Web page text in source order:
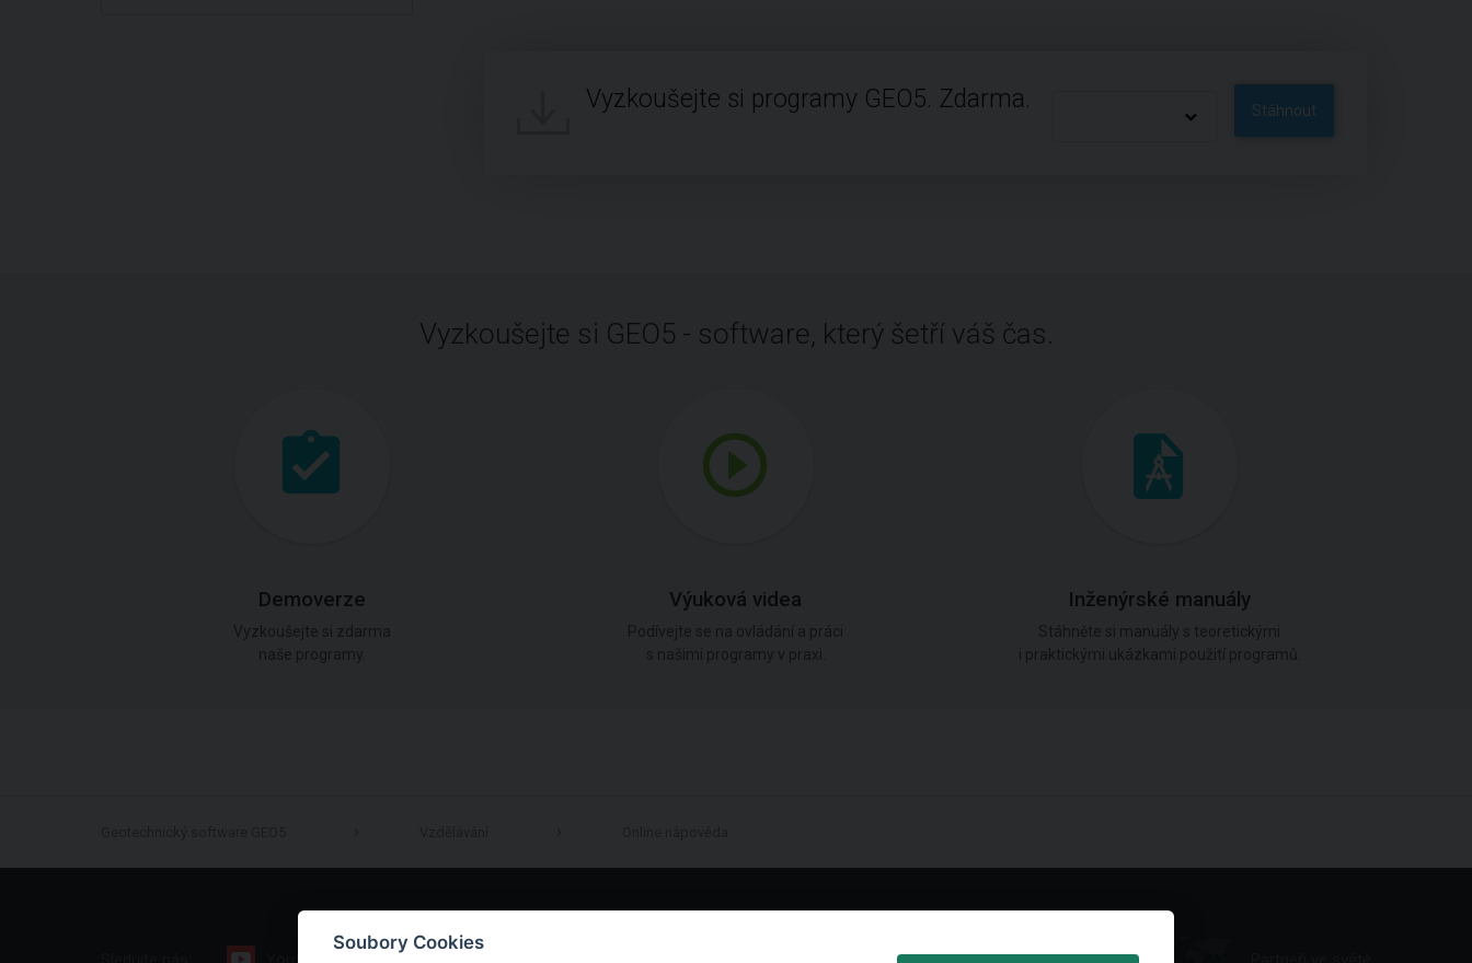
Vyzkoušejte si programy GEO5. Zdarma. Stáhnout
Vyzkoušejte si GEO5 - software, který šetří váš čas.
Demoverze Výuková videa Inženýrské manuály
Soubory Cookies